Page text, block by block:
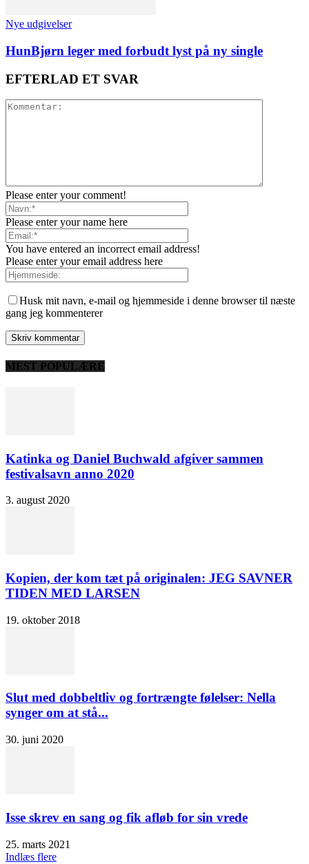
Nye udgivelser
HunBjørn leger med forbudt lyst på ny single
EFTERLAD ET SVAR
Please enter your comment!
Please enter your name here
You have entered an incorrect email address!
Please enter your email address here
Husk mit navn, e-mail og hjemmeside i denne browser til næste
gang jeg kommenterer
MEST POPULÆRE
Katinka og Daniel Buchwald afgiver sammen
festivalsavn anno 2020
3. august 2020
Kopien, der kom tæt på originalen: JEG SAVNER
TIDEN MED LARSEN
19. oktober 2018
Slut med dobbeltliv og fortrængte følelser: Nella
synger om at stå...
30. juni 2020
Isse skrev en sang og fik afløb for sin vrede
25. marts 2021
Indlæs flere